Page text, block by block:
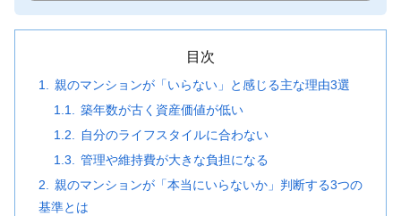
目次
親のマンションが「いらない」と感じる主な理由3選
築年数が古く資産価値が低い
自分のライフスタイルに合わない
管理や維持費が大きな負担になる
親のマンションが「本当にいらないか」判断する3つの
基準とは